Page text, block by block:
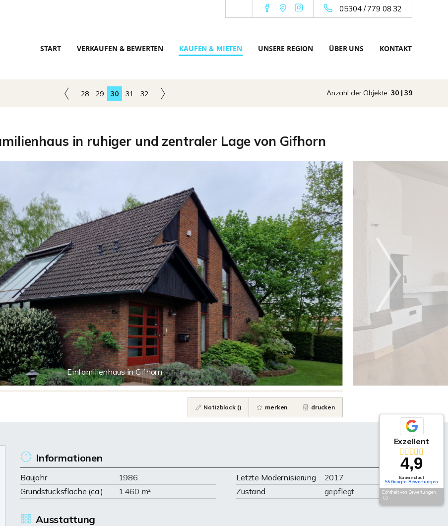
05304 / 779 08 32
START VERKAUFEN & BEWERTEN KAUFEN & MIETEN UNSERE REGION ÜBER UNS KONTAKT
28 29 30 31 32 Anzahl der Objekte: 30 | 39
in ruhiger und zentraler Lage von Gifhorn
Einfamilienhaus in Gifhorn
Notizblock () merken drucken
Informationen
Baujahr 1986 Letzte Modernisierung
2017
Grundstücksfläche (ca.)
1.460 m² Zustand gepflegt
Ausstattung
Exzellent
4,9
Basierend auf
55 Google-Bewertungen
Echtheit von Bewertungen